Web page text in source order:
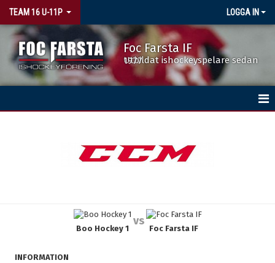
TEAM 16 U-11P LOGGA IN
Foc Farsta IF
Utbildat ishockeyspelare sedan 1977
BILDGALLERI
Boo Hockey 1
vs
Foc Farsta IF
INFORMATION